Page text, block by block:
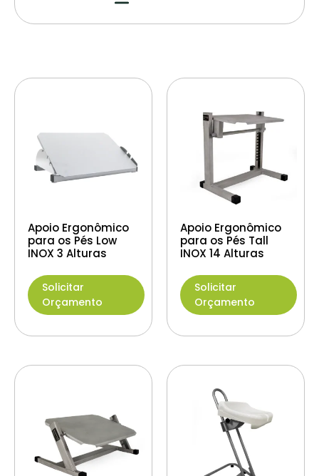
Apoio Ergonômico
para os Pés Low
INOX 3 Alturas
Solicitar
Orçamento
Apoio Ergonômico
para os Pés Tall
INOX 14 Alturas
Solicitar
Orçamento